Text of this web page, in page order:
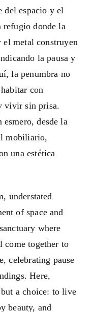
del espacio y el
refugio donde la
metal construyen
la pausa y
la penumbra no
con
vivir sin prisa.
esmero, desde la
mobiliario,
una estética
understated
of space and
where
come together to
celebrating pause
Here,
a choice: to live
beauty, and